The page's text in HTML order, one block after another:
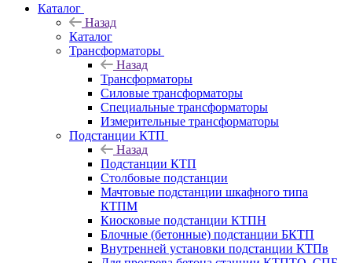
Каталог
Назад
Каталог
Трансформаторы
Назад
Трансформаторы
Силовые трансформаторы
Специальные трансформаторы
Измерительные трансформаторы
Подстанции КТП
Назад
Подстанции КТП
Столбовые подстанции
Мачтовые подстанции шкафного типа
КТПМ
Киосковые подстанции КТПН
Блочные (бетонные) подстанции БКТП
Внутренней установки подстанции КТПв